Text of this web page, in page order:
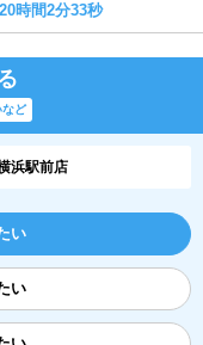
時間2分33秒
など
浜駅前店
い
い